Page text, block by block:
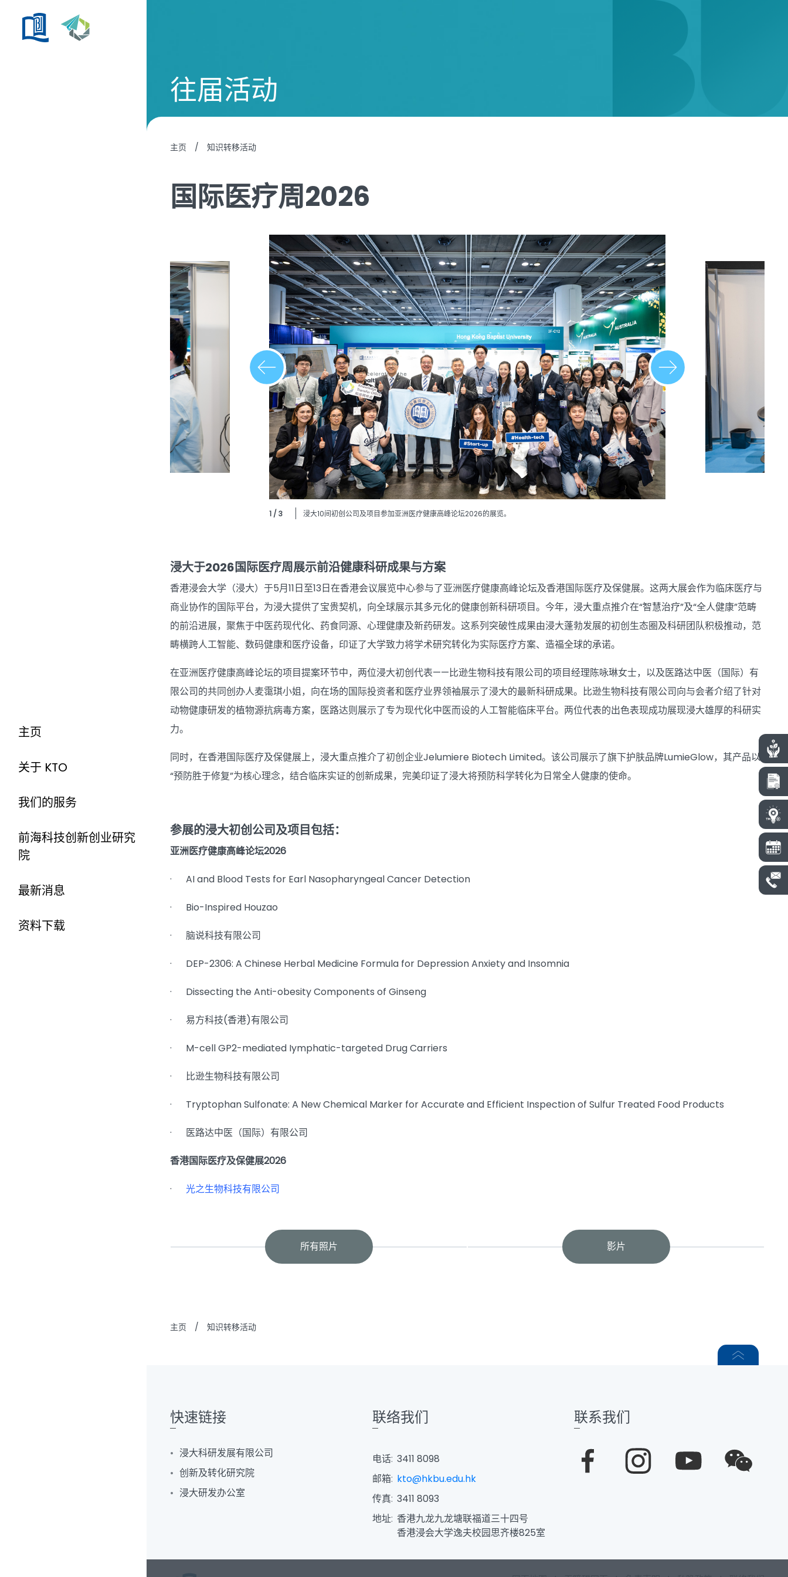
主页
关于 KTO
我们的服务
前海科技创新创业研究
院
最新消息
资料下载
往届活动
主页 / 知识转移活动
国际医疗周2026
1 / 3 浸大10间初创公司及项目参加亚洲医疗健康高峰论坛2026的展览。
浸大于2026国际医疗周展示前沿健康科研成果与方案
香港浸会大学（浸大）于5月11日至13日在香港会议展览中心参与了亚洲医疗健康高峰论坛及香港国际医疗及保健展。这两大展会作为临床医疗与
商业协作的国际平台，为浸大提供了宝贵契机，向全球展示其多元化的健康创新科研项目。今年，浸大重点推介在“智慧治疗”及“全人健康”范畴
的前沿进展，聚焦于中医药现代化、药食同源、心理健康及新药研发。这系列突破性成果由浸大蓬勃发展的初创生态圈及科研团队积极推动，范
畴横跨人工智能、数码健康和医疗设备，印证了大学致力将学术研究转化为实际医疗方案、造福全球的承诺。
在亚洲医疗健康高峰论坛的项目提案环节中，两位浸大初创代表——比逊生物科技有限公司的项目经理陈咏琳女士，以及医路达中医（国际）有
限公司的共同创办人麦霭琪小姐，向在场的国际投资者和医疗业界领袖展示了浸大的最新科研成果。比逊生物科技有限公司向与会者介绍了针对
动物健康研发的植物源抗病毒方案，医路达则展示了专为现代化中医而设的人工智能临床平台。两位代表的出色表现成功展现浸大雄厚的科研实
力。
同时，在香港国际医疗及保健展上，浸大重点推介了初创企业Jelumiere Biotech Limited。该公司展示了旗下护肤品牌LumieGlow，其产品以
“预防胜于修复”为核心理念，结合临床实证的创新成果，完美印证了浸大将预防科学转化为日常全人健康的使命。
参展的浸大初创公司及项目包括：
亚洲医疗健康高峰论坛2026
· AI and Blood Tests for Earl Nasopharyngeal Cancer Detection
· Bio-Inspired Houzao
· 脑说科技有限公司
· DEP-2306: A Chinese Herbal Medicine Formula for Depression Anxiety and Insomnia
· Dissecting the Anti-obesity Components of Ginseng
· 易方科技(香港)有限公司
· M-cell GP2-mediated Iymphatic-targeted Drug Carriers
· 比逊生物科技有限公司
· Tryptophan Sulfonate: A New Chemical Marker for Accurate and Efficient Inspection of Sulfur Treated Food Products
· 医路达中医（国际）有限公司
香港国际医疗及保健展2026
· 光之生物科技有限公司
所有照片 影片
主页 / 知识转移活动
快速链接
浸大科研发展有限公司
创新及转化研究院
浸大研发办公室
联络我们
电话: 3411 8098
邮箱: kto@hkbu.edu.hk
传真: 3411 8093
地址: 香港九龙九龙塘联福道三十四号
香港浸会大学逸夫校园思齐楼825室
联系我们